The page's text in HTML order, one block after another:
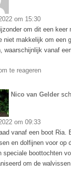
om 15:30
om dit een keer
niet makkelijk om een
waarschijnlijk vanaf
te reageren
Nico van Gelder
om 09:33
vanaf een boot Ria.
en dolfijnen voor op
speciale boottochten
om de